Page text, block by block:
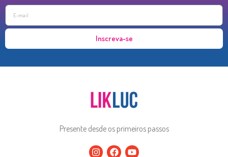
Inscreva-se
Presente desde os primeiros passos